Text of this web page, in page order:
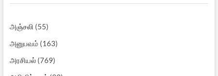
அஞ்சலி (55)
அனுபவம் (163)
அரசியல்(769)